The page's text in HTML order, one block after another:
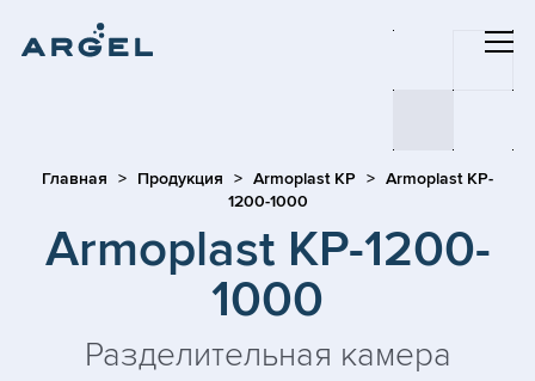
Главная Продукция Armoplast KP
Armoplast KP-
1200-1000
Armoplast KP-1200-
1000
Разделительная камера